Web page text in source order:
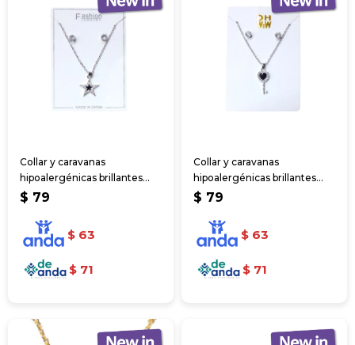
Collar y caravanas
hipoalergénicas brillantes
2pcs
$ 79
$ 63
$ 71
Collar y caravanas
hipoalergénicas brillantes
2pcs
$ 79
$ 63
$ 71